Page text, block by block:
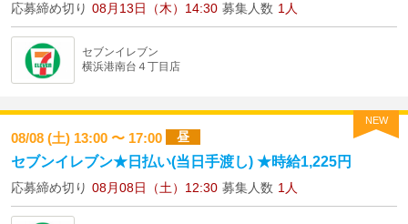
応募締め切り 08月13日（木）14:30 募集人数 1人
セブンイレブン
横浜港南台４丁目店
NEW
08/08 (土) 13:00 〜 17:00 昼
セブンイレブン★日払い(当日手渡し) ★時給1,225円
応募締め切り 08月08日（土）12:30 募集人数 1人